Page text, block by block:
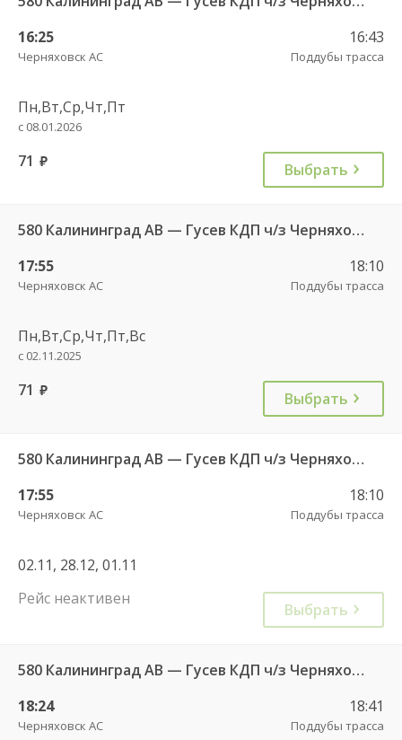
16:25
Черняховск АС
16:43
Поддубы трасса
Пн,Вт,Ср,Чт,Пт
с 08.01.2026
71 руб. Выбрать
580 Калининград АВ — Гусев КДП ч/з Черняховск АС
17:55
Черняховск АС
18:10
Поддубы трасса
Пн,Вт,Ср,Чт,Пт,Вс
с 02.11.2025
71 руб. Выбрать
580 Калининград АВ — Гусев КДП ч/з Черняховск АС
17:55
Черняховск АС
18:10
Поддубы трасса
02.11, 28.12, 01.11
Рейс неактивен
Выбрать
580 Калининград АВ — Гусев КДП ч/з Черняховск АС
18:24
Черняховск АС
18:41
Поддубы трасса